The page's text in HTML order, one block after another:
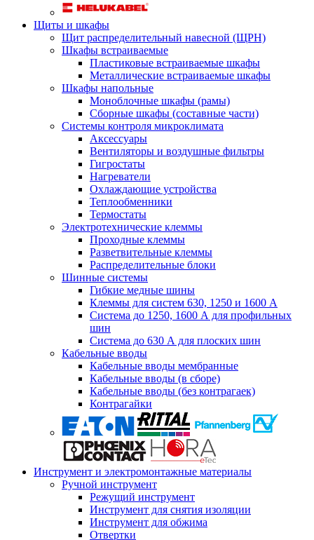
Щиты и шкафы
Щит распределительный навесной (ЩРН)
Шкафы встраиваемые
Пластиковые встраиваемые шкафы
Металлические встраиваемые шкафы
Шкафы напольные
Моноблочные шкафы (рамы)
Сборные шкафы (составные части)
Системы контроля микроклимата
Аксессуары
Вентиляторы и воздушные фильтры
Гигростаты
Нагреватели
Охлаждающие устройства
Теплообменники
Термостаты
Электротехнические клеммы
Проходные клеммы
Разветвительные клеммы
Распределительные блоки
Шинные системы
Гибкие медные шины
Клеммы для систем 630, 1250 и 1600 А
Система до 1250, 1600 А для профильных
шин
Система до 630 А для плоских шин
Кабельные вводы
Кабельные вводы мембранные
Кабельные вводы (в сборе)
Кабельные вводы (без контрагаек)
Контрагайки
Инструмент и электромонтажные материалы
Ручной инструмент
Режущий инструмент
Инструмент для снятия изоляции
Инструмент для обжима
Отвертки